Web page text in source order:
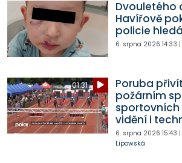
Dvouletého
Havířově
policie
6. srpna 2026 14:33 |
01:31
Poruba
požárním
sportovních
vidění i
6. srpna 2026 15:43 |
Lipowská